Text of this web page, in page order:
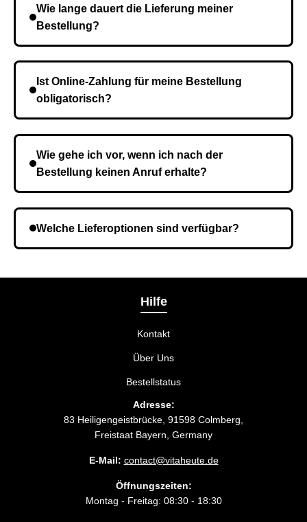
Wie lange dauert die Lieferung meiner
Bestellung?
Kurierdienst und die Zeit hängt davon ab.
Ist Online-Zahlung für meine Bestellung
obligatorisch?
Wie gehe ich vor, wenn ich nach der
Bestellung keinen Anruf erhalte?
und wiederholen Sie gegebenenfalls die Bestellung.
Welche Lieferoptionen sind verfügbar?
Liefermethode wählen, die am besten zu Ihnen
Hilfe
Kontakt
Über Uns
Bestellstatus
Adresse:
83 Heiligengeistbrücke, 91598 Colmberg,
Freistaat Bayern, Germany
E-Mail: contact@vitaheute.de
Öffnungszeiten:
Montag - Freitag: 08:30 - 18:30